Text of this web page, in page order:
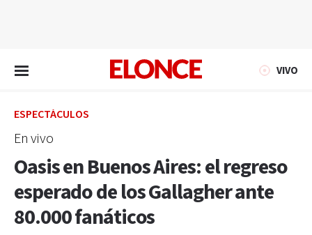
VIVO
ESPECTÁCULOS
En vivo
Oasis en Buenos Aires: el regreso
esperado de los Gallagher ante
80.000 fanáticos